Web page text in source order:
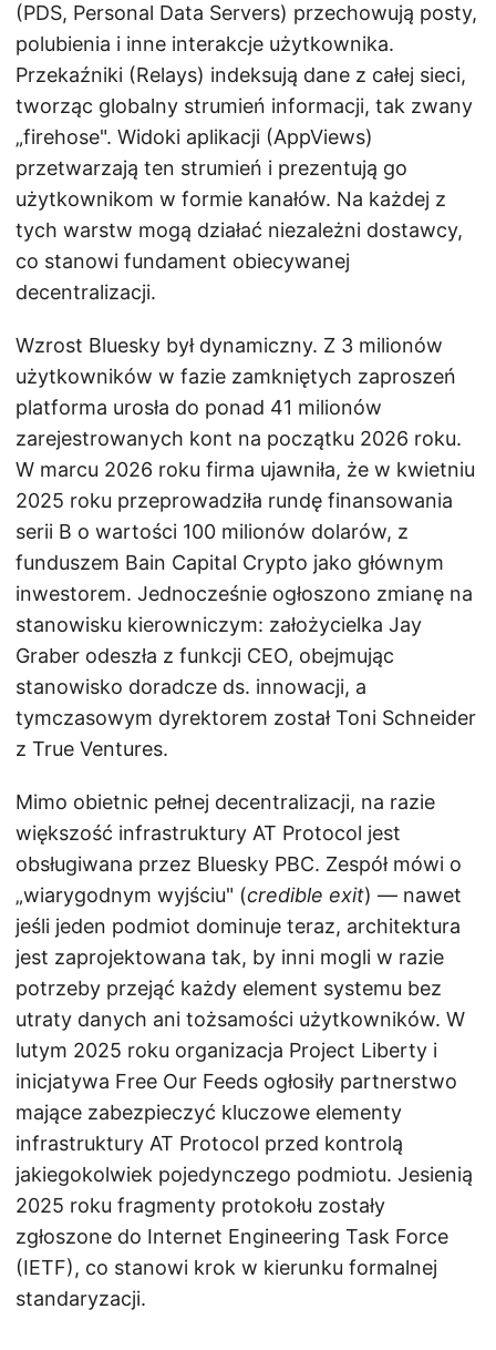
(PDS, Personal Data Servers) przechowują posty,
polubienia i inne interakcje użytkownika.
Przekaźniki (Relays) indeksują dane z całej sieci,
tworząc globalny strumień informacji, tak zwany
„firehose". Widoki aplikacji (AppViews)
przetwarzają ten strumień i prezentują go
użytkownikom w formie kanałów. Na każdej z
tych warstw mogą działać niezależni dostawcy,
co stanowi fundament obiecywanej
decentralizacji.
Wzrost Bluesky był dynamiczny. Z 3 milionów
użytkowników w fazie zamkniętych zaproszeń
platforma urosła do ponad 41 milionów
zarejestrowanych kont na początku 2026 roku.
W marcu 2026 roku firma ujawniła, że w kwietniu
2025 roku przeprowadziła rundę finansowania
serii B o wartości 100 milionów dolarów, z
funduszem Bain Capital Crypto jako głównym
inwestorem. Jednocześnie ogłoszono zmianę na
stanowisku kierowniczym: założycielka Jay
Graber odeszła z funkcji CEO, obejmując
stanowisko doradcze ds. innowacji, a
tymczasowym dyrektorem został Toni Schneider
z True Ventures.
Mimo obietnic pełnej decentralizacji, na razie
większość infrastruktury AT Protocol jest
obsługiwana przez Bluesky PBC. Zespół mówi o
„wiarygodnym wyjściu" (credible exit) — nawet
jeśli jeden podmiot dominuje teraz, architektura
jest zaprojektowana tak, by inni mogli w razie
potrzeby przejąć każdy element systemu bez
utraty danych ani tożsamości użytkowników. W
lutym 2025 roku organizacja Project Liberty i
inicjatywa Free Our Feeds ogłosiły partnerstwo
mające zabezpieczyć kluczowe elementy
infrastruktury AT Protocol przed kontrolą
jakiegokolwiek pojedynczego podmiotu. Jesienią
2025 roku fragmenty protokołu zostały
zgłoszone do Internet Engineering Task Force
(IETF), co stanowi krok w kierunku formalnej
standaryzacji.